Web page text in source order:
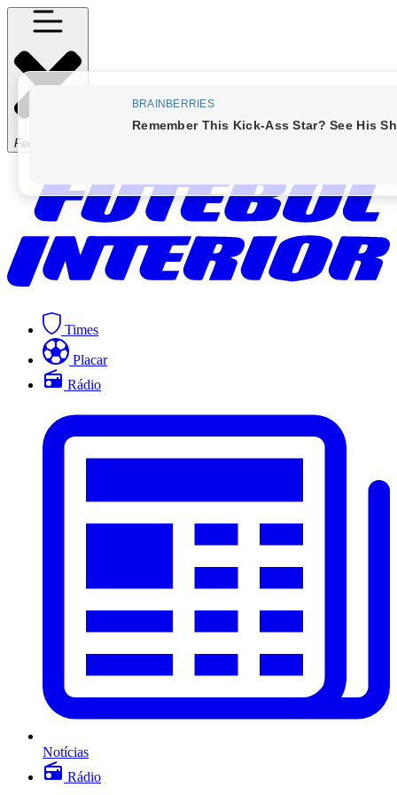
Fechar Menu
Times
Placar
Rádio
Notícias
Rádio